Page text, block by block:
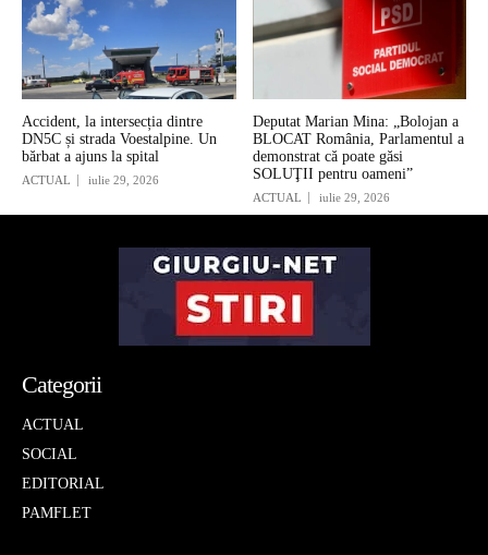
Accident, la intersecția dintre
DN5C și strada Voestalpine. Un
bărbat a ajuns la spital
ACTUAL iulie 29, 2026
Deputat Marian Mina: „Bolojan a
BLOCAT România, Parlamentul a
demonstrat că poate găsi
SOLUŢII pentru oameni”
ACTUAL iulie 29, 2026
Categorii
ACTUAL
SOCIAL
EDITORIAL
PAMFLET